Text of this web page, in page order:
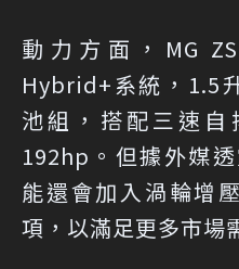
動力方面，MG
Hybrid+系統，1.5
池組，搭配三速自
192hp。但據外媒
能還會加入渦輪增
項，以滿足更多市場